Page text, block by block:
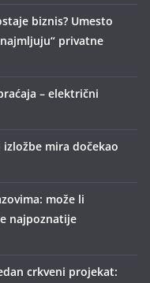
biznis? Umesto
privatne
– električni
mira dočekao
može li
najpoznatije
crkveni projekat: